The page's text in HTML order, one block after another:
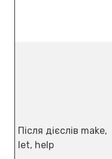
Після дієслів make,
let, help